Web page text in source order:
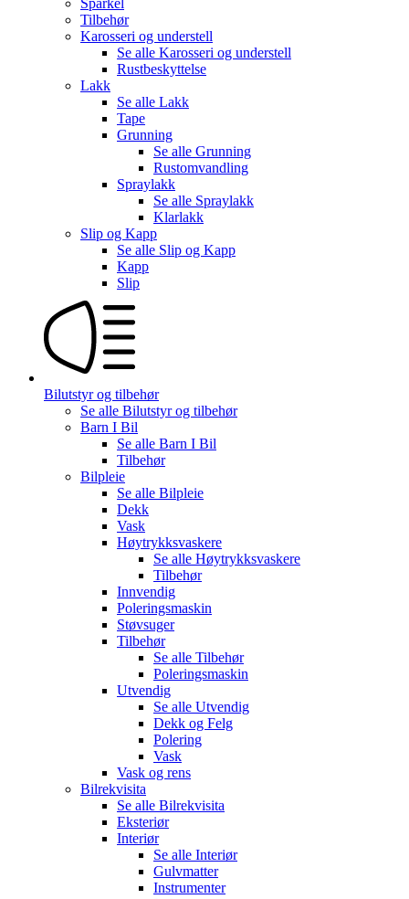
Tilbehør
Karosseri og understell
Se alle Karosseri og understell
Rustbeskyttelse
Lakk
Se alle Lakk
Tape
Grunning
Se alle Grunning
Rustomvandling
Spraylakk
Se alle Spraylakk
Klarlakk
Slip og Kapp
Se alle Slip og Kapp
Kapp
Slip
Bilutstyr og tilbehør
Se alle Bilutstyr og tilbehør
Barn I Bil
Se alle Barn I Bil
Tilbehør
Bilpleie
Se alle Bilpleie
Dekk
Vask
Høytrykksvaskere
Se alle Høytrykksvaskere
Tilbehør
Innvendig
Poleringsmaskin
Støvsuger
Tilbehør
Se alle Tilbehør
Poleringsmaskin
Utvendig
Se alle Utvendig
Dekk og Felg
Polering
Vask
Vask og rens
Bilrekvisita
Se alle Bilrekvisita
Eksteriør
Interiør
Se alle Interiør
Gulvmatter
Instrumenter